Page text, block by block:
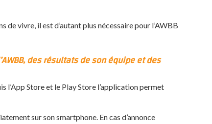
de vivre, il est d’autant plus nécessaire pour l’AWBB
des résultats de son équipe et des
Store et le Play Store l’application permet
sur son smartphone. En cas d’annonce